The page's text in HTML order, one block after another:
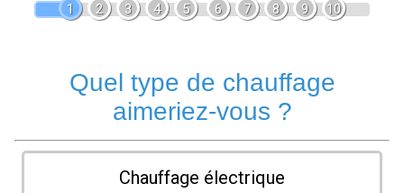
1 2 3 4 5 6 7 8 9 10
Quel type de chauffage
aimeriez-vous ?
Chauffage électrique